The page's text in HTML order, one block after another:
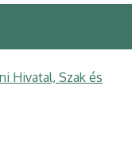
Hivatal, Szak és